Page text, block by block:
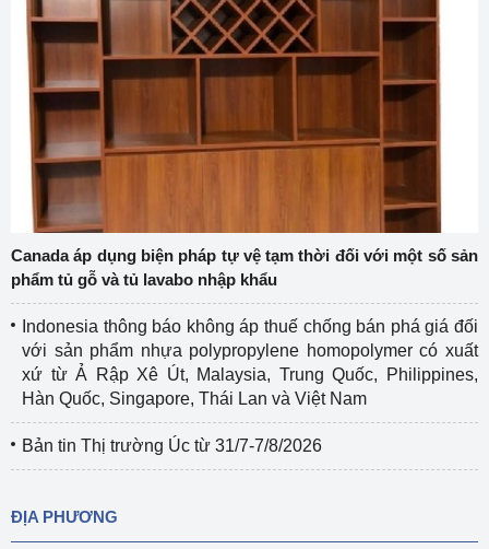
Canada áp dụng biện pháp tự vệ tạm thời đối với một số sản
phẩm tủ gỗ và tủ lavabo nhập khẩu
Indonesia thông báo không áp thuế chống bán phá giá đối
với sản phẩm nhựa polypropylene homopolymer có xuất
xứ từ Ả Rập Xê Út, Malaysia, Trung Quốc, Philippines,
Hàn Quốc, Singapore, Thái Lan và Việt Nam
Bản tin Thị trường Úc từ 31/7-7/8/2026
ĐỊA PHƯƠNG